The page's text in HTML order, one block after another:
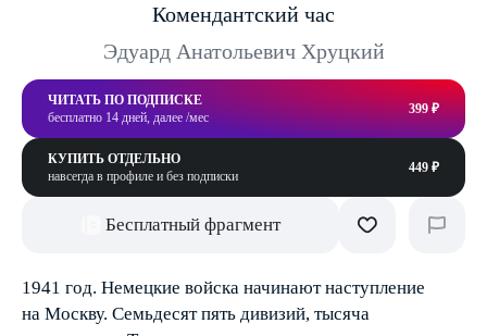
Комендантский час
Эдуард Анатольевич Хруцкий
ЧИТАТЬ ПО ПОДПИСКЕ
бесплатно 14 дней, далее /мес
399 ₽
КУПИТЬ ОТДЕЛЬНО
навсегда в профиле и без подписки
449 ₽
Бесплатный фрагмент
1941 год. Немецкие войска начинают наступление
на Москву. Семьдесят пять дивизий, тысяча